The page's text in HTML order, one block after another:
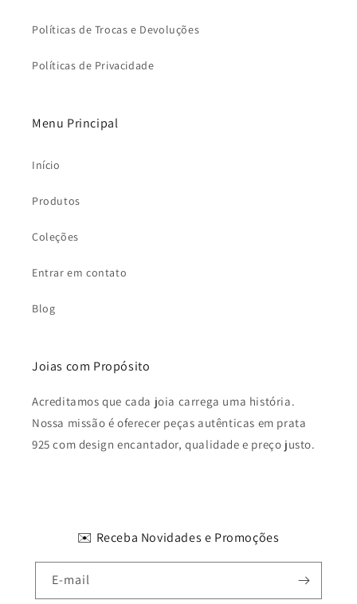
Políticas de Trocas e Devoluções
Políticas de Privacidade
Menu Principal
Início
Produtos
Coleções
Entrar em contato
Blog
Joias com Propósito
Acreditamos que cada joia carrega uma história.
Nossa missão é oferecer peças autênticas em prata
925 com design encantador, qualidade e preço justo.
✉️ Receba Novidades e Promoções
E-mail